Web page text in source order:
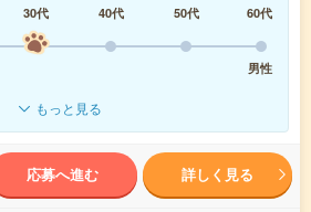
30代 40代 50代
60代
男性
もっと見る
応募へ進む 詳しく見る